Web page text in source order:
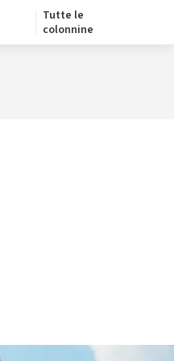
Tutte le
colonnine